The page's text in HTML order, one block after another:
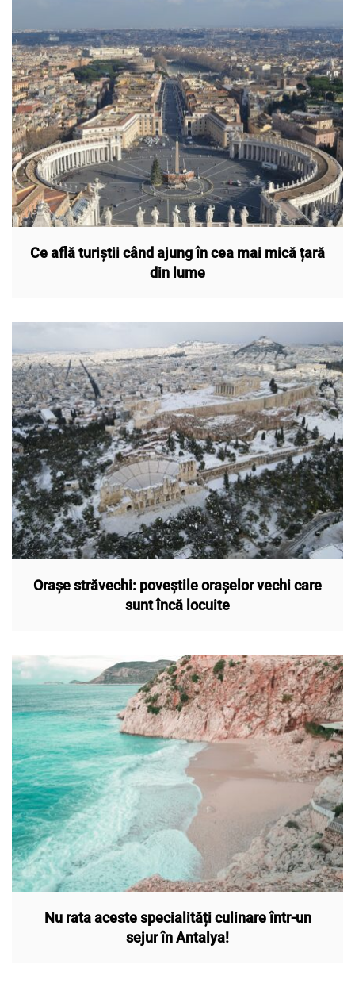
Ce află turiștii când ajung în cea mai mică țară
din lume
Orașe străvechi: poveștile orașelor vechi care
sunt încă locuite
Nu rata aceste specialități culinare într-un
sejur în Antalya!